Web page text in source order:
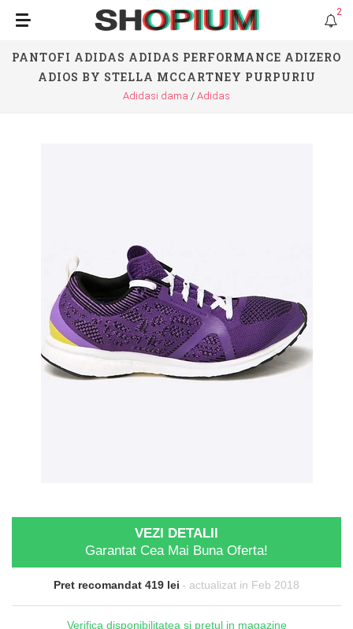
2
PANTOFI ADIDAS ADIDAS PERFORMANCE ADIZERO
ADIOS BY STELLA MCCARTNEY PURPURIU
Adidasi dama Adidas
VEZI DETALII
Garantat Cea Mai Buna Oferta!
Pret recomandat 419 lei - actualizat in Feb 2018
Verifica disponibilitatea si pretul in magazine